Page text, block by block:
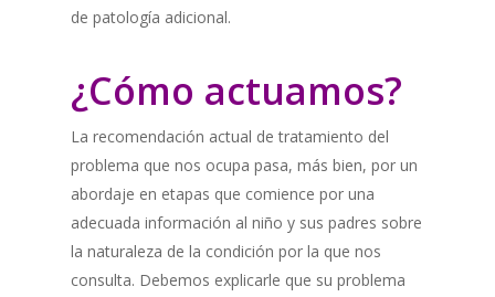
de patología adicional.
¿Cómo actuamos?
La recomendación actual de tratamiento del
problema que nos ocupa pasa, más bien, por un
abordaje en etapas que comience por una
adecuada información al niño y sus padres sobre
la naturaleza de la condición por la que nos
consulta. Debemos explicarle que su problema